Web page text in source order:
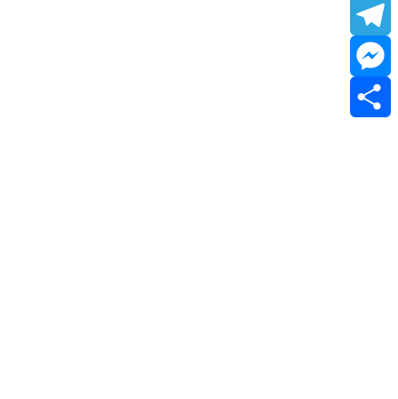
LinkedIn
Telegram
Messenger